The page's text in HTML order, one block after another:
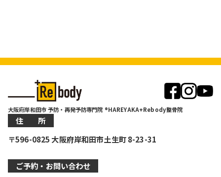
大阪府岸和田市 予防・再発予防専門院 ®HAREYAKA+Rebody整骨院
住 所
〒596-0825 大阪府岸和田市土生町 8-23-31
ご予約・お問い合わせ